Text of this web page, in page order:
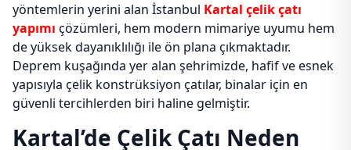
yöntemlerin yerini alan İstanbul Kartal çelik çatı
yapımı çözümleri, hem modern mimariye uyumu hem
de yüksek dayanıklılığı ile ön plana çıkmaktadır.
Deprem kuşağında yer alan şehrimizde, hafif ve esnek
yapısıyla çelik konstrüksiyon çatılar, binalar için en
güvenli tercihlerden biri haline gelmiştir.
Kartal’de Çelik Çatı Neden